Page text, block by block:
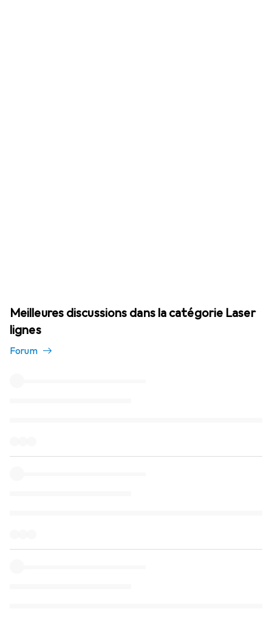
Meilleures discussions dans la catégorie Laser
lignes
Forum